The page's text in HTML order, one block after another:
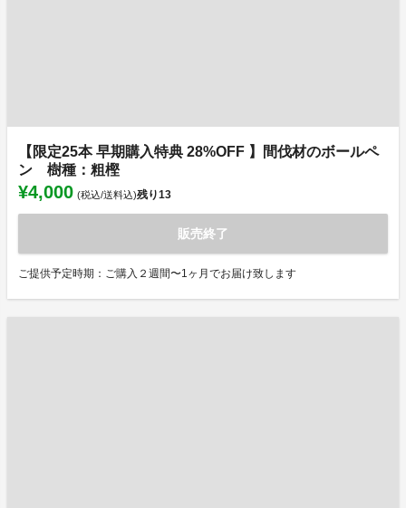
【限定25本 早期購入特典 28%OFF 】間伐材のボールペ
ン 樹種：粗樫
¥4,000 (税込/送料込)残り13
販売終了
ご提供予定時期：ご購入２週間〜1ヶ月でお届け致します